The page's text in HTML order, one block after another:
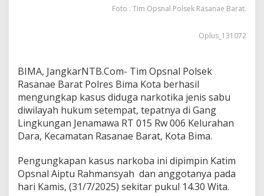
Rasanae
Barat
Foto : Tim Opsnal Polsek Rasanae Barat.
Oplus_131072
BIMA, JangkarNTB.Com- Tim Opsnal Polsek
Rasanae Barat Polres Bima Kota berhasil
mengungkap kasus diduga narkotika jenis sabu
diwilayah hukum setempat, tepatnya di Gang
Lingkungan Jenamawa RT 015 Rw 006 Kelurahan
Dara, Kecamatan Rasanae Barat, Kota Bima.
Pengungkapan kasus narkoba ini dipimpin Katim
Opsnal Aiptu Rahmansyah dan anggotanya pada
hari Kamis, (31/7/2025) sekitar pukul 14.30 Wita.